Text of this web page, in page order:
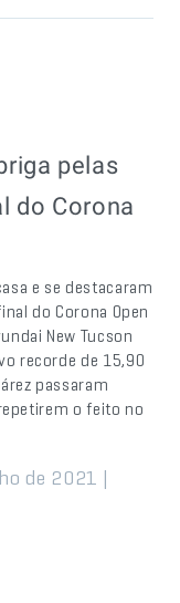
pelas
do Corona
e se destacaram
do Corona Open
New Tucson
recorde de 15,90
passaram
o feito no
de 2021 |